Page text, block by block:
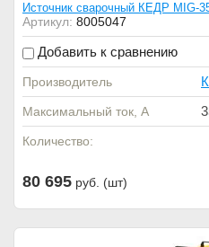
Источник сварочный КЕДР MIG-
Артикул: 8005047
Добавить к сравнению
Производитель
Максимальный ток, А
Количество:
80 695 руб. (шт)